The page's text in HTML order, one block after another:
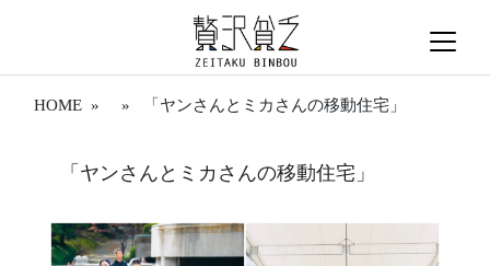
HOME » » 「ヤンさんとミカさんの移動住宅」
「ヤンさんとミカさんの移動住宅」